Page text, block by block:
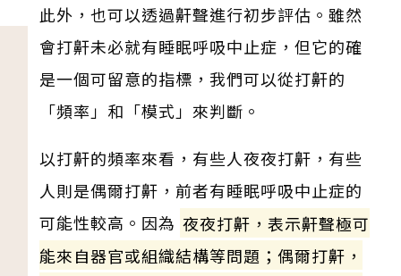
此外，也可以透過鼾聲進行初步評估。雖然
會打鼾未必就有睡眠呼吸中止症，但它的確
是一個可留意的指標，我們可以從打鼾的
「頻率」和「模式」來判斷。
以打鼾的頻率來看，有些人夜夜打鼾，有些
人則是偶爾打鼾，前者有睡眠呼吸中止症的
可能性較高。因為 夜夜打鼾，表示鼾聲極可
能來自器官或組織結構等問題；偶爾打鼾，